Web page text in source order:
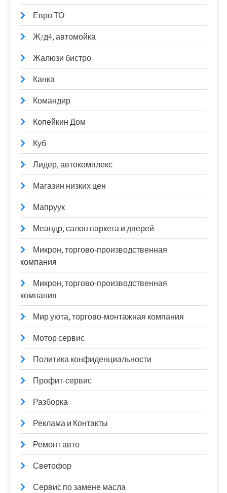
Евро ТО
Ж/д4, автомойка
Жалюзи бистро
Канка
Командир
Копейкин Дом
Куб
Лидер, автокомплекс
Магазин низких цен
Мапруук
Меандр, салон паркета и дверей
Микрон, торгово-производственная
компания
Микрон, торгово-производственная
компания
Мир уюта, торгово-монтажная компания
Мотор сервис
Политика конфиденциальности
Профит-сервис
Разборка
Реклама и Контакты
Ремонт авто
Светофор
Сервис по замене масла